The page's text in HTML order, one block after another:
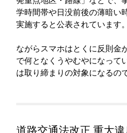
学時間帯や日没前後の薄暗い
実施すると公表されています。
ながらスマホはとくに反則金
で何となくうやむやになって
は取り締まりの対象になるの
道路交通法改正 重大